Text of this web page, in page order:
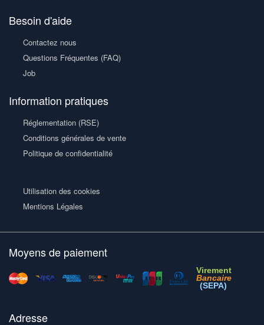
Besoin d'aide
Contactez nous
Questions Fréquentes (FAQ)
Job
Information pratiques
Réglementation (RSE)
Conditions générales de vente
Politique de confidentialité
Utilisation des cookies
Mentions Légales
Moyens de paiement
Virement
Bancaire
(SEPA)
Adresse